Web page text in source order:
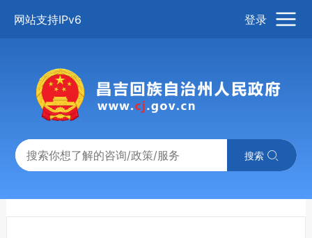
网站支持IPv6 登录
搜索